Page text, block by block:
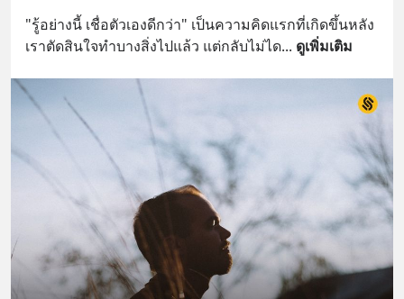
"รู้อย่างนี้ เชื่อตัวเองดีกว่า" เป็นความคิดแรกที่เกิดขึ้นหลัง
เราตัดสินใจทำบางสิ่งไปแล้ว แต่กลับไม่ได... ดูเพิ่มเติม